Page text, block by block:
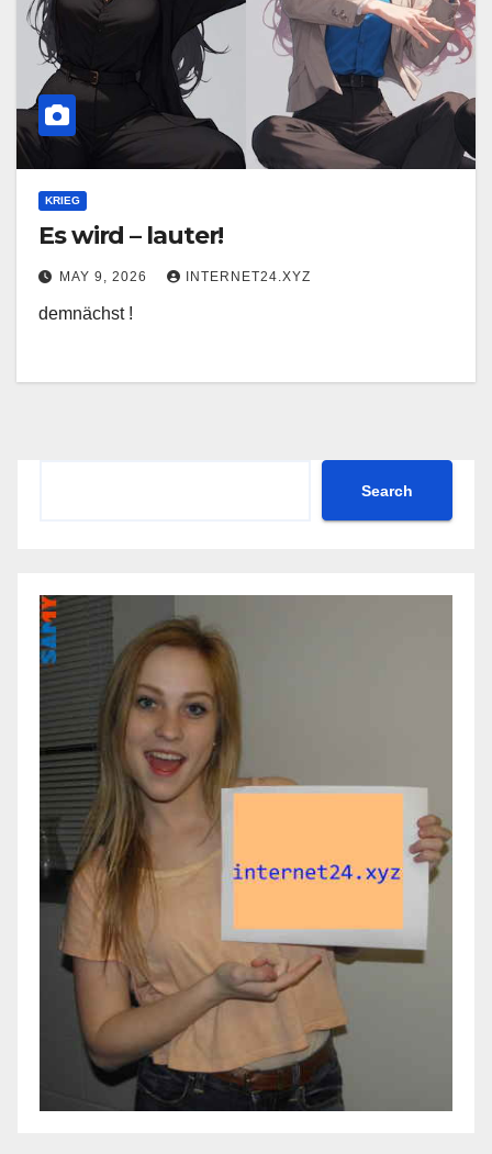
KRIEG
Es wird – lauter!
MAY 9, 2026 INTERNET24.XYZ
demnächst !
Search